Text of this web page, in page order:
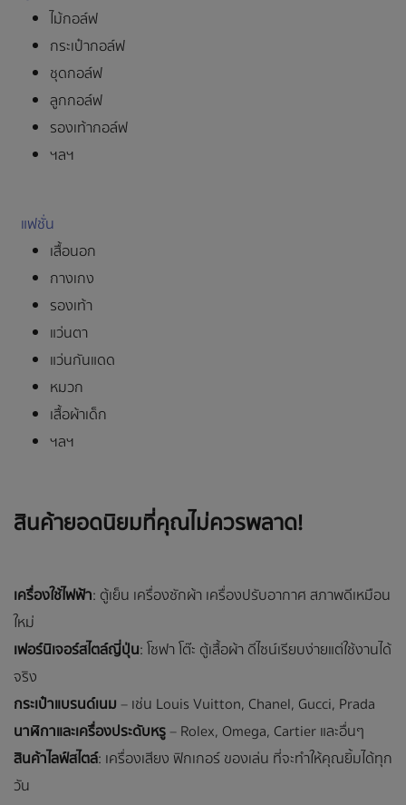
ไม้กอล์ฟ
กระเป๋ากอล์ฟ
ชุดกอล์ฟ
ลูกกอล์ฟ
รองเท้ากอล์ฟ
ฯลฯ
แฟชั่น
เสื้อนอก
กางเกง
รองเท้า
แว่นตา
แว่นกันแดด
หมวก
เสื้อผ้าเด็ก
ฯลฯ
สินค้ายอดนิยมที่คุณไม่ควรพลาด!
เครื่องใช้ไฟฟ้า: ตู้เย็น เครื่องซักผ้า เครื่องปรับอากาศ สภาพดีเหมือน
ใหม่
เฟอร์นิเจอร์สไตล์ญี่ปุ่น: โซฟา โต๊ะ ตู้เสื้อผ้า ดีไซน์เรียบง่ายแต่ใช้งานได้
จริง
กระเป๋าแบรนด์เนม – เช่น Louis Vuitton, Chanel, Gucci, Prada
นาฬิกาและเครื่องประดับหรู– Rolex, Omega, Cartier และอื่นๆ
สินค้าไลฟ์สไตล์: เครื่องเสียง ฟิกเกอร์ ของเล่น ที่จะทำให้คุณยิ้มได้ทุก
วัน